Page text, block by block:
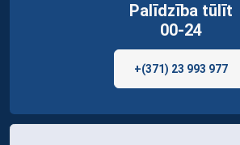
Palīdzība tūlīt
00-24
+(371) 23 993 977